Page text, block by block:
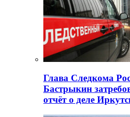
Глава Следкома
Бастрыкин
отчёт о деле